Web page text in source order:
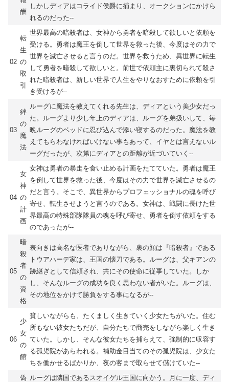
酬
しかしディアはコライド侯爵に捕まり、オークションにかけら
れるのだった--
02
転
生
の
取
引
世界最高の暗殺者は、女神から勇者を暗殺して欲しいと依頼を
受ける。勇者は魔王を倒して世界を救った後、今度はその力で
世界を滅亡させると言うのだ。世界を救うため、異世界に転生
して勇者を暗殺して欲しいと。前世で依頼主に裏切られて殺さ
れた暗殺者は、新しい世界で人生をやりなおすために依頼を引
き受けるが--
03
絆
の
魔
法
ルーグに魔法を教えてくれる先生は、ディアという美少女だっ
た。ルーグより少し年上のディアは、ルーグを弟扱いして、毎
晩ルーグのベッドに忍び込んで添い寝するのだった。魔法を教
えてもらわなければいけない事もあって、イヤとは言えないル
ーグだったが、次第にディアとの距離が近づいていく--
04
女
神
の
計
画
女神は勇者の暴走を食い止める計画をたてていた。勇者は魔王
を倒して世界を救った後、今度はその力で世界を滅亡させるの
だと言う。そこで、異世界からプロフェッショナルの魂を呼び
寄せ、転生させようと言うのである。女神は、戦闘に長けた世
界最高の特殊部隊隊員の魂を呼び寄せ、勇者を倒す依頼をする
のであったが--
05
暗
殺
者
の
資
格
表向きは高名な医者でありながら、裏の顔は『暗殺者』である
トウアハーデ家は、王国の懐刀である。ルーグは、父キアンの
跡継ぎとして信頼され、共にその使命に従事していた。しか
し、そんなルーグの成功を良く思わない者がいた。ルーグは、
その地位をかけて勝負をする事になるが--
06
少
女
の
館
貧しいながらも、たくましく生きていく少女たちがいた。住む
所もない彼女たちだが、自分たちで商売をしながら楽しく生き
ていた。しかし、そんな彼女たちを捕らえて、強制的に収容す
る孤児院があらわれる。補助金目当てのその孤児院は、少女た
ちを働かせるばかりか、夜の客まで取らせて儲けていた--
偽 ルーグは隣国であるスオイゲル王国に向かう。月に一度、ディ